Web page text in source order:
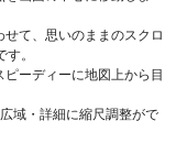
、思いのままのスクロ
。
ディーに地図上から目
域・詳細に縮尺調整がで